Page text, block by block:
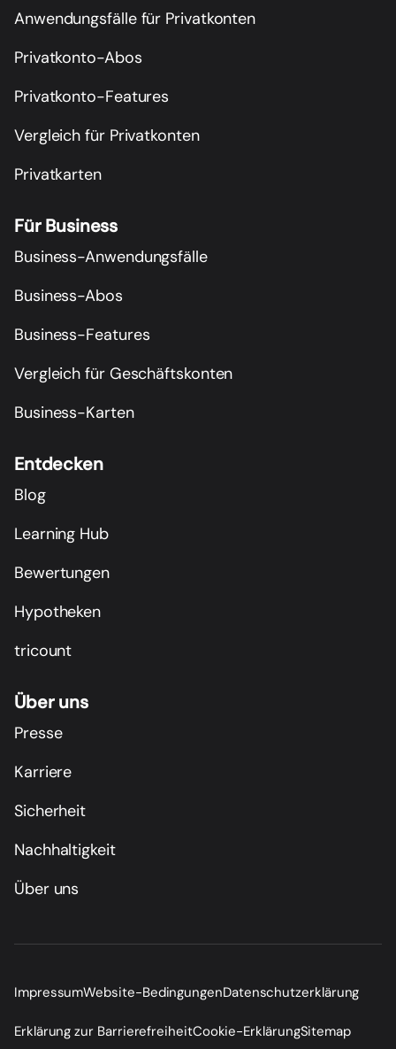
Anwendungsfälle für Privatkonten
Privatkonto-Abos
Privatkonto-Features
Vergleich für Privatkonten
Privatkarten
Für Business
Business-Anwendungsfälle
Business-Abos
Business-Features
Vergleich für Geschäftskonten
Business-Karten
Entdecken
Blog
Learning Hub
Bewertungen
Hypotheken
tricount
Über uns
Presse
Karriere
Sicherheit
Nachhaltigkeit
Über uns
ImpressumWebsite-BedingungenDatenschutzerklärung
Erklärung zur BarrierefreiheitCookie-ErklärungSitemap